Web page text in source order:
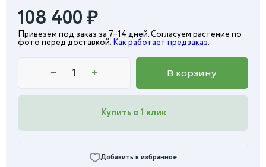
108 400₽
Привезём под заказ за 7–14 дней. Согласуем растение по
фото перед доставкой. Как работает предзаказ.
− + В корзину
Купить в 1 клик
Добавить в избранное